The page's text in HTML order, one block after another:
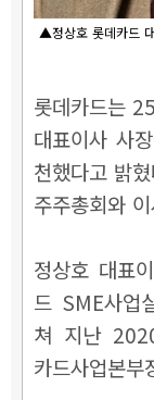
▲정상호 롯데카드
롯데카드는
대표이사 사
천했다고 밝
주주총회와
정상호 대표
드 SME사업
쳐 지난
카드사업본부